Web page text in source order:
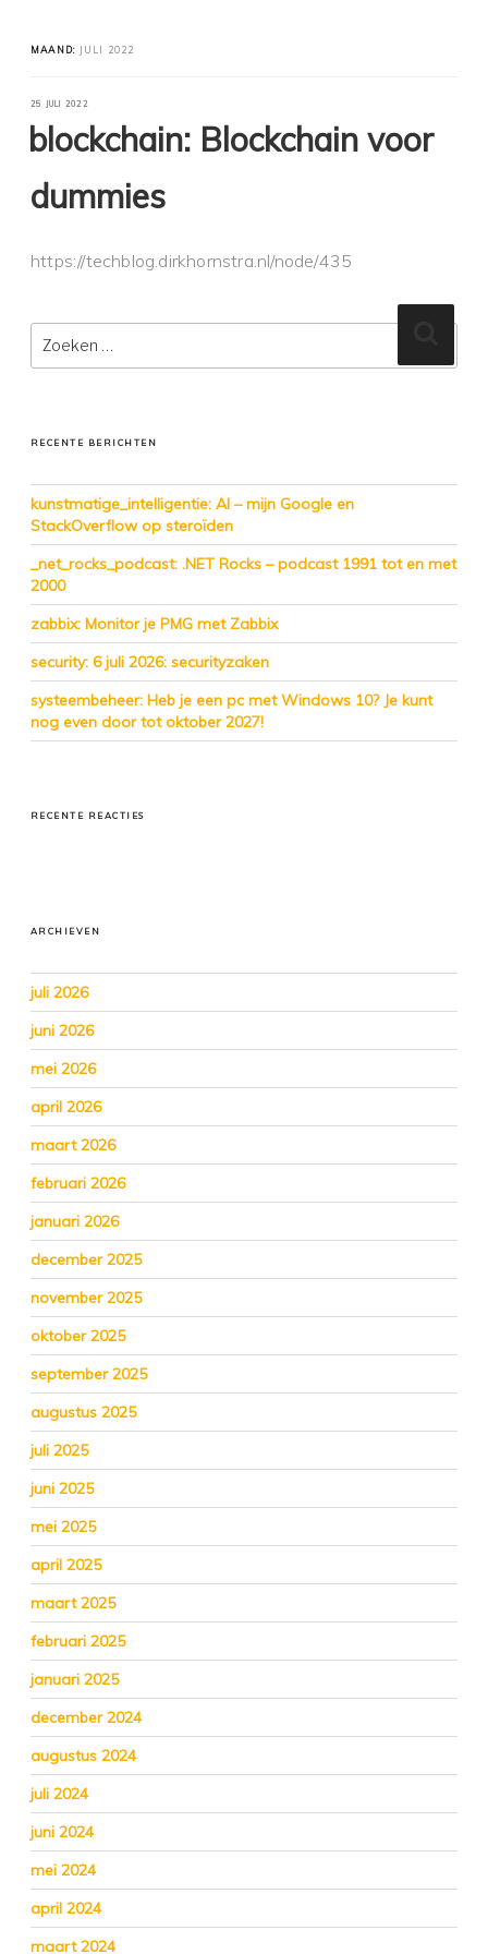
MAAND: JULI 2022
GEPLAATST
25 JULI 2022
blockchain: Blockchain voor
dummies
https://techblog.dirkhornstra.nl/node/435
Zoeken
naar:
RECENTE BERICHTEN
kunstmatige_intelligentie: AI – mijn Google en
StackOverflow op steroïden
_net_rocks_podcast: .NET Rocks – podcast 1991 tot en met
2000
zabbix: Monitor je PMG met Zabbix
security: 6 juli 2026: securityzaken
systeembeheer: Heb je een pc met Windows 10? Je kunt
nog even door tot oktober 2027!
RECENTE REACTIES
ARCHIEVEN
juli 2026
juni 2026
mei 2026
april 2026
maart 2026
februari 2026
januari 2026
december 2025
november 2025
oktober 2025
september 2025
augustus 2025
juli 2025
juni 2025
mei 2025
april 2025
maart 2025
februari 2025
januari 2025
december 2024
augustus 2024
juli 2024
juni 2024
mei 2024
april 2024
maart 2024